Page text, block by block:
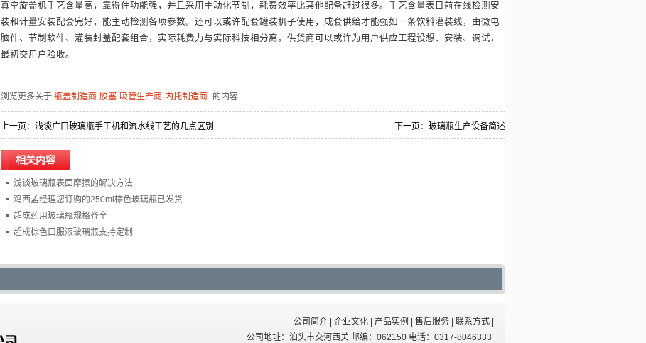
真空旋盖机手艺含量高，靠得住功能强，并且采用主动化节制，耗费效率比其他配备赶过很多。手艺含量表目前在线检测安
装和计量安装配套完好，能主动检测各项参数。还可以或许配套罐装机子使用，成套供给才能强如一条饮料灌装线，由微电
脑件、节制软件、灌装封盖配套组合，实际耗费力与实际科技相分离。供货商可以或许为用户供应工程设想、安装、调试，
最初交用户验收。
浏览更多关于 瓶盖制造商 胶塞 吸管生产商 内托制造商 的内容
上一页： 浅谈广口玻璃瓶手工机和流水线工艺的几点区别 下一页： 玻璃瓶生产设备简述
相关内容
浅谈玻璃瓶表面摩擦的解决方法
鸡西孟经理您订购的250ml棕色玻璃瓶已发货
超成药用玻璃瓶规格齐全
超成棕色口服液玻璃瓶支持定制
公司简介 企业文化 产品实例 售后服务 联系方式
公司地址：泊头市交河西关 邮编：062150 电话：0317-8046333